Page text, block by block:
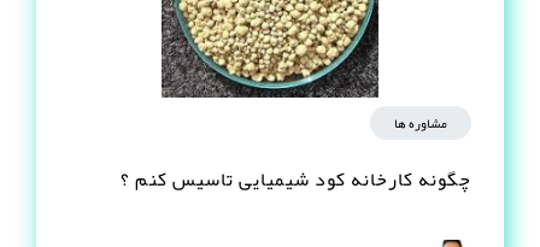
مشاوره ها
چگونه کارخانه کود شیمیایی تاسیس کنم ؟